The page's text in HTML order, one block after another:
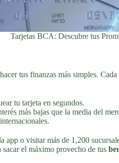
Tarjetas BCA: Descubre tus
tus finanzas más simples.
tu tarjeta en segundos.
más bajas que la media del
o visitar más de 1,200
el máximo provecho de tus